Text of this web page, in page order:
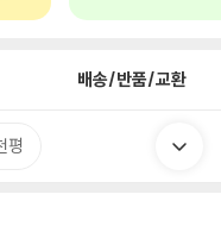
배송/반품/교환
평